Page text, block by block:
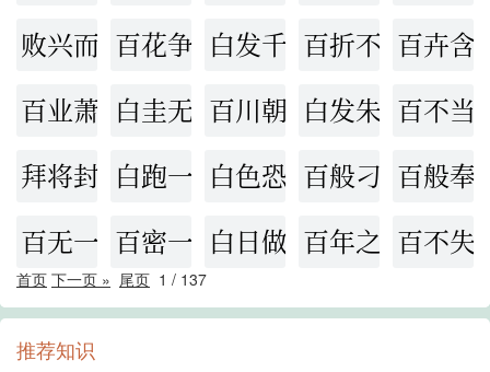
败兴而归百花争妍白发千丈百折不移百卉含
百业萧条白圭无玷百川朝海白发朱颜百不当
拜将封侯白跑一趟白色恐怖百般刁难百般奉
百无一存百密一疏白日做梦百年之后百不失
首页 下一页 » 尾页 1 / 137
推荐知识